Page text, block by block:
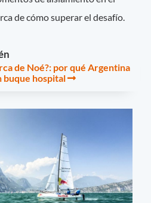
de cómo superar el desafío.
de Noé?: por qué Argentina
buque hospital